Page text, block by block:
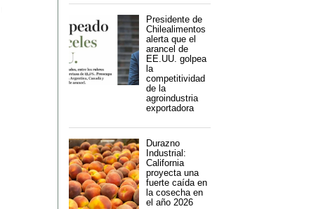
Presidente de
Chilealimentos
alerta que el
arancel de
EE.UU. golpea
la
competitividad
de la
agroindustria
exportadora
Durazno
Industrial:
California
proyecta una
fuerte caída en
la cosecha en
el año 2026